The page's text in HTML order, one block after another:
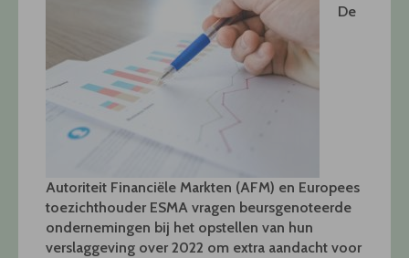
De
Autoriteit Financiële Markten (AFM) en Europees
toezichthouder ESMA vragen beursgenoteerde
ondernemingen bij het opstellen van hun
verslaggeving over 2022 om extra aandacht voor